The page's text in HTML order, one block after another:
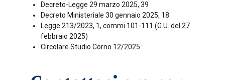
Decreto-Legge 29 marzo 2025, 39
Decreto Ministeriale 30 gennaio 2025, 18
Legge 213/2023, 1, commi 101-111 (G.U. del 27
febbraio 2025)
Circolare Studio Corno 12/2025